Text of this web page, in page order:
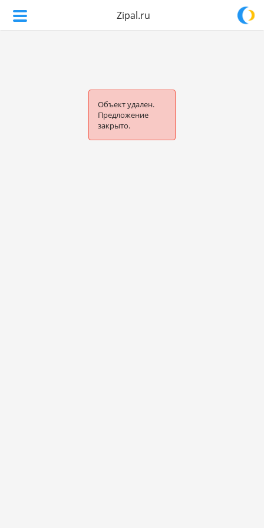
Zipal.ru
Объект удален.
Предложение
закрыто.